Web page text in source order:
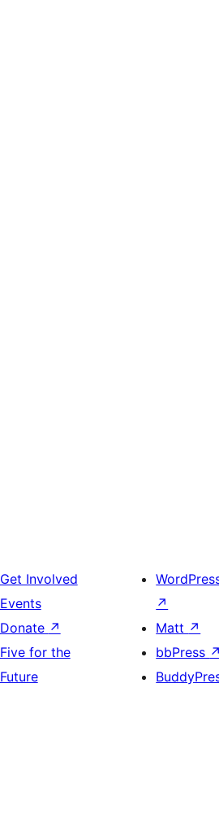
Get Involved
Events
Donate ↗
Five for the
Future
↗
Matt ↗
bbPress ↗